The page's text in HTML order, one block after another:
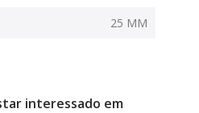
25 MM
interessado em